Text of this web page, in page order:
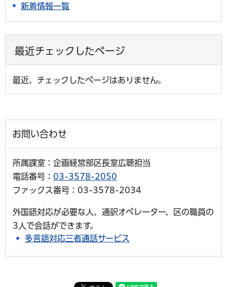
新着情報一覧
最近チェックしたページ
最近、チェックしたページはありません。
お問い合わせ
所属課室：企画経営部区長室広聴担当
電話番号： 03-3578-2050
ファックス番号：03-3578-2034
外国語対応が必要な人、通訳オペレーター、区の職員の
3人で会話ができます。
多言語対応三者通話サービス